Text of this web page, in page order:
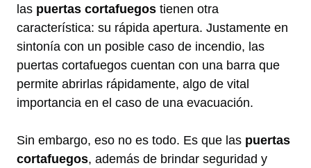
las puertas cortafuegos tienen otra
característica: su rápida apertura. Justamente en
sintonía con un posible caso de incendio, las
puertas cortafuegos cuentan con una barra que
permite abrirlas rápidamente, algo de vital
importancia en el caso de una evacuación.
Sin embargo, eso no es todo. Es que las puertas
cortafuegos, además de brindar seguridad y